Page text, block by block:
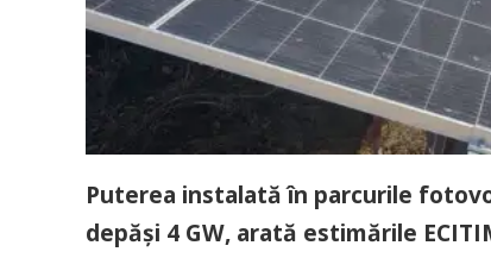
Puterea instalată în parcurile
depăşi 4 GW, arată estimările